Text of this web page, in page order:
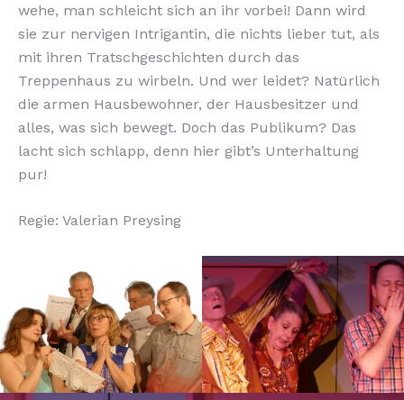
wehe, man schleicht sich an ihr vorbei! Dann wird
sie zur nervigen Intrigantin, die nichts lieber tut, als
mit ihren Tratschgeschichten durch das
Treppenhaus zu wirbeln. Und wer leidet? Natürlich
die armen Hausbewohner, der Hausbesitzer und
alles, was sich bewegt. Doch das Publikum? Das
lacht sich schlapp, denn hier gibt’s Unterhaltung
pur!
Regie: Valerian Preysing